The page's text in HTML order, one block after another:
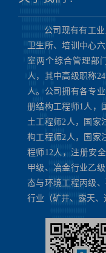
公司现有有工
卫生所、培训中心
室两个综合管理部
人，其中高级职称
人。公司拥有各专
册结构工程师1人，
土工程师2人，国家
构工程师2人，国家
程师12人，注册安
甲级、冶金行业乙
态与环境工程丙级
行业（矿井、露天、